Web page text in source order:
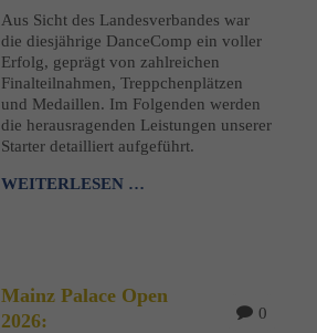
Aus Sicht des Landesverbandes war
die diesjährige DanceComp ein voller
Erfolg, geprägt von zahlreichen
Finalteilnahmen, Treppchenplätzen
und Medaillen. Im Folgenden werden
die herausragenden Leistungen unserer
Starter detailliert aufgeführt.
WEITERLESEN …
0
Mainz Palace Open
2026: